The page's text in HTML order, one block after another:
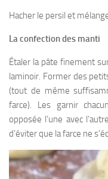
Hacher le persil et
La confection des manti
Étaler la pâte finement
laminoir. Former des
(tout de même
farce). Les garnir
opposée l’une avec
d’éviter que la farce ne